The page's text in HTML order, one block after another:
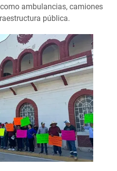
ambulancias, camiones
pública.